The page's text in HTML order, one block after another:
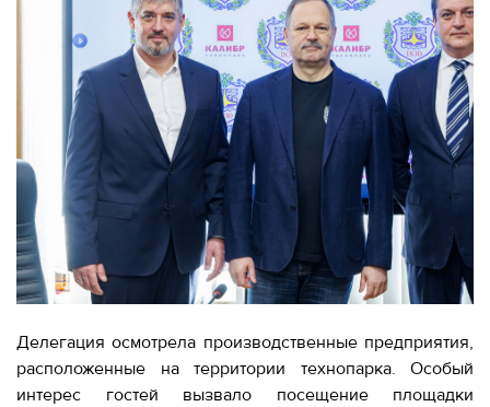
9:00
18:00
Пн-
9:00
17:00
Делегация осмотрела производственные предприятия,
расположенные на территории технопарка. Особый
интерес гостей вызвало посещение площадки